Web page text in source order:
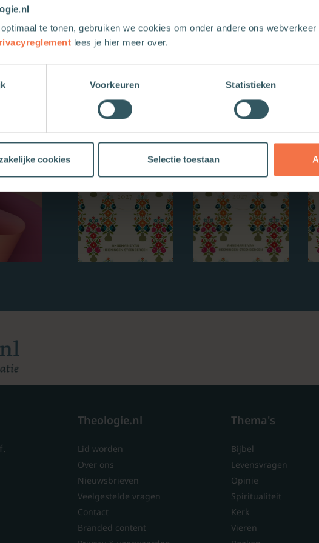
te tonen, gebruiken we cookies om onder andere ons webverkeer
lees je hier meer over.
Voorkeuren Statistieken
cookies Selectie toestaan
Nieuwe boeken
Theologie.nl
Lid worden
Over ons
Nieuwsbrieven
Veelgestelde vragen
Contact
Branded content
Thema's
Bijbel
Levensvragen
Opinie
Spiritualiteit
Kerk
Vieren